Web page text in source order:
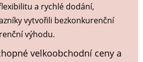
a rychlé dodání,
vytvořili bezkonkurenční
výhodu.
velkoobchodní ceny a